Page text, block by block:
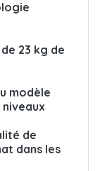
23 kg de
modèle
de
dans les